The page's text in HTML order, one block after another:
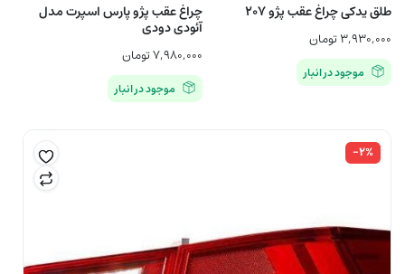
طلق یدکی چراغ عقب پژو ۲۰۷
۳,۹۳۰,۰۰۰تومان
موجود در انبار
چراغ عقب پژو پارس اسپرت مدل
آئودی دودی
۷,۹۸۰,۰۰۰تومان
موجود در انبار
-۲%